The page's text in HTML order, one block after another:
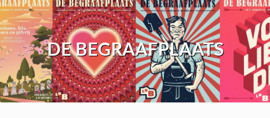
DE BEGRAAFPLAATS